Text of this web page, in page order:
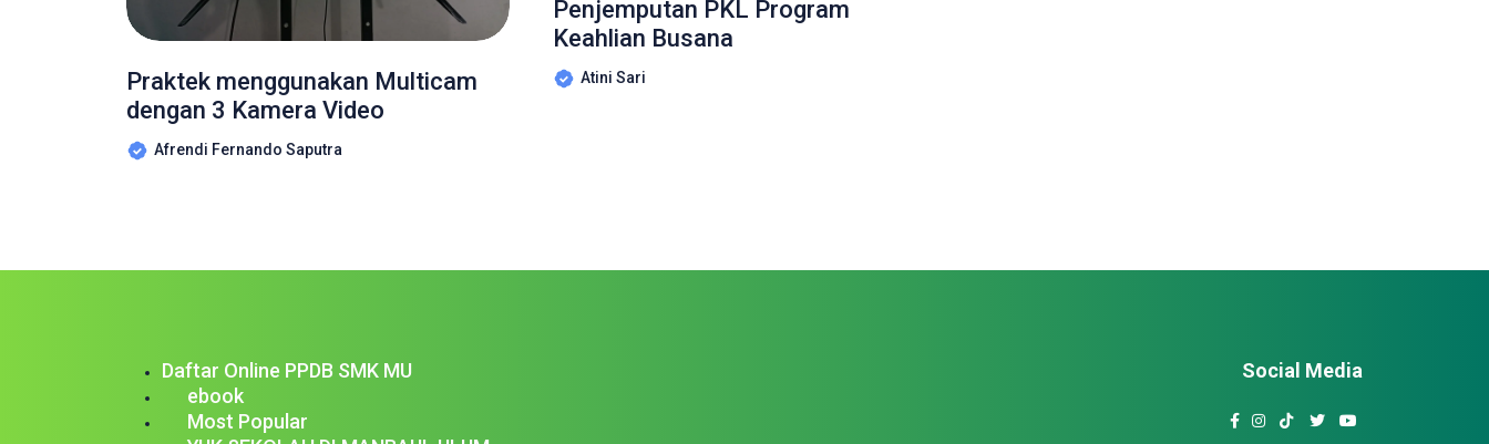
Praktek menggunakan Multicam
dengan 3 Kamera Video
Afrendi Fernando Saputra
Penjemputan PKL Program
Keahlian Busana
Atini Sari
Daftar Online PPDB SMK MU
ebook
Most Popular
Social Media